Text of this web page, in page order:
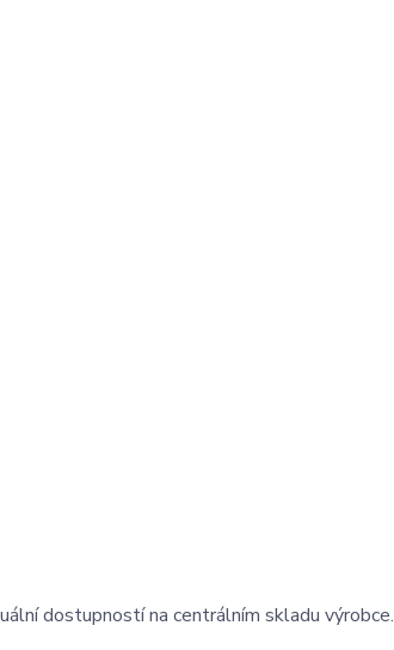
dostupností na centrálním skladu výrobce.